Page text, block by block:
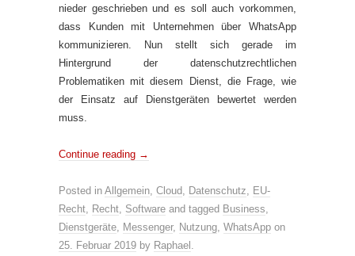
nieder geschrieben und es soll auch vorkommen,
dass Kunden mit Unternehmen über WhatsApp
kommunizieren. Nun stellt sich gerade im
Hintergrund der datenschutzrechtlichen
Problematiken mit diesem Dienst, die Frage, wie
der Einsatz auf Dienstgeräten bewertet werden
muss.
Continue reading →
Posted in Allgemein, Cloud, Datenschutz, EU-
Recht, Recht, Software and tagged Business,
Dienstgeräte, Messenger, Nutzung, WhatsApp on
25. Februar 2019 by Raphael .